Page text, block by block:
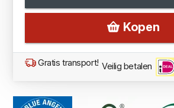
Kopen
Gratis transport! Veilig betalen